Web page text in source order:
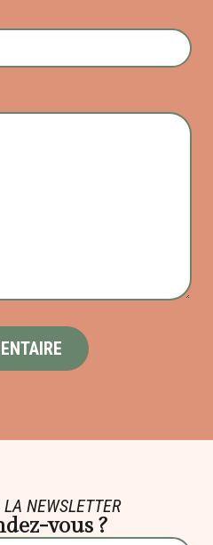
LA NEWSLETTER
vous ?